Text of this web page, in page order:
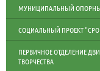
МУНИЦИПАЛЬНЫЙ
СОЦИАЛЬНЫЙ ПРОЕКТ
ПЕРВИЧНОЕ ОТДЕЛЕНИЕ
ТВОРЧЕСТВА